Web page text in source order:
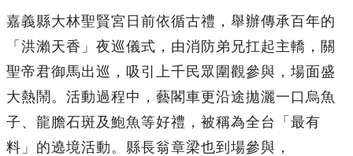
嘉義縣大林聖賢宮日前依循古禮，舉辦傳承百年的
「洪瀨天香」夜巡儀式，由消防弟兄扛起主轎，關
聖帝君御馬出巡，吸引上千民眾圍觀參與，場面盛
大熱鬧。活動過程中，藝閣車更沿途拋灑一口烏魚
子、龍膽石斑及鮑魚等好禮，被稱為全台「最有
料」的遶境活動。縣長翁章梁也到場參與，